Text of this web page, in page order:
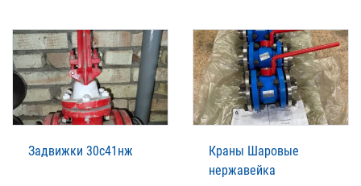
Задвижки 30с41нж
Краны Шаровые
нержавейка